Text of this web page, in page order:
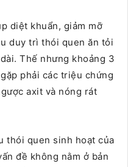
diệt khuẩn, giảm mỡ
duy trì thói quen ăn tỏi
Thế nhưng khoảng 3
phải các triệu chứng
axit và nóng rát
thói quen sinh hoạt của
đề không nằm ở bản